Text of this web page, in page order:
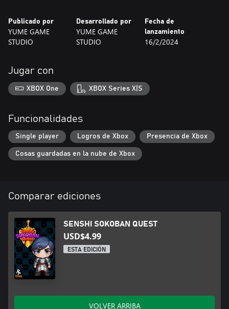
Publicado por
YUME GAME
STUDIO
Desarrollado por
YUME GAME
STUDIO
Fecha de
lanzamiento
16/2/2024
Jugar con
XBOX One XBOX Series X|S
Funcionalidades
Single player Logros de Xbox Presencia de Xbox
Cosas guardadas en la nube de Xbox
Comparar ediciones
SENSHI SOKOBAN QUEST
USD$4.99
ESTA EDICIÓN
VOLVER ARRIBA